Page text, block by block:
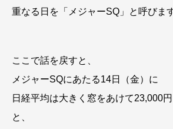
重なる日を「メジャーSQ」と呼びます
ここで話を戻すと、
メジャーSQにあたる14日（金）に
日経平均は大きく窓をあけて23,000
と、